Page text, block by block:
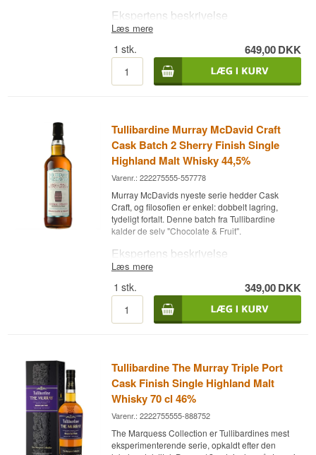
Ekspertens beskrivelse
100 Proof Edition #44 Single Malt Scotch Whisky
57,1% er en Highland Single Malt Scotch Whisky,
lagret på Refill Oloroso sherrybutter og aftappet
ved 57,1%.
Proof-serien, modnet på refill Oloroso
sherrybutter. Serien samler håndplukkede fade
fra forskellige destillerier, alle aftappet ved netop
57,1%.
Smagsnoter
Næse
Mørk frugt, sherry og et strejf af krydret træ.
Smag
Fyldig med rosin, muskat og karamel.
Eftersmag
Navn: Tullibardine 2015/2025 Signatory Vintage
9 år 100 Proof Edition #44 Single Malt Scotch
Whisky 57,1%
Aftapper: Signatory Vintage
Region/Land: Highland, Skotland
Type: Highland Single Malt Scotch Whisky
Læs mere
1 stk. 649,00DKK
Tullibardine Murray McDavid Craft
Cask Batch 2 Sherry Finish Single
Highland Malt Whisky 44,5%
Varenr.: 222275555-557778
Murray McDavids nyeste serie hedder Cask
Craft, og filosofien er enkel: dobbelt lagring,
tydeligt fortalt. Denne batch fra Tullibardine
kalder de selv "Chocolate & Fruit".
Ekspertens beskrivelse
Sherry Finish Single Highland Malt Whisky
44,5% er en Single Highland Malt Scotch Whisky,
lagret på Brugte bourbonfade med finish på
brugte PX sherryfade fra Spanien og aftappet ved
bourbonfade og derefter flyttet over på brugte PX
sherryfade fra Spanien, aftappet ved 44,5% som
Batch #SHRY-02 i Cask Craft-serien. Udgivelsen
er skabt af Murray McDavids Head of Whisky
Creations, Dean Jode.
Smagsnoter
Læs mere
1 stk. 349,00DKK
Tullibardine The Murray Triple Port
Cask Finish Single Highland Malt
Whisky 70 cl 46%
Varenr.: 2222755555-888752
The Marquess Collection er Tullibardines mest
eksperimenterende serie, opkaldt efter den